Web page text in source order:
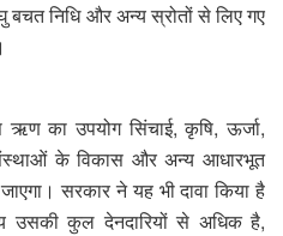
बचत निधि और अन्य स्रोतों से लिए गए
का उपयोग सिंचाई, कृषि, ऊर्जा,
के विकास और अन्य आधारभूत
सरकार ने यह भी दावा किया है
उसकी कुल देनदारियों से अधिक है,